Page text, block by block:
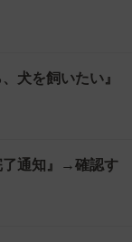
犬を飼いたい』
了通知』→確認す